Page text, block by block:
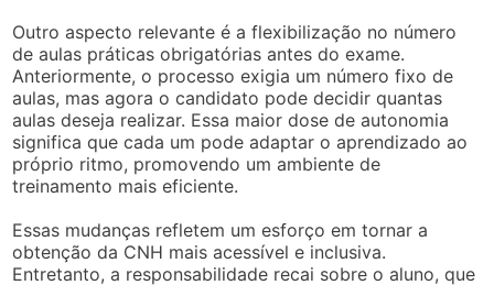
Outro aspecto relevante é a flexibilização no número
de aulas práticas obrigatórias antes do exame.
Anteriormente, o processo exigia um número fixo de
aulas, mas agora o candidato pode decidir quantas
aulas deseja realizar. Essa maior dose de autonomia
significa que cada um pode adaptar o aprendizado ao
próprio ritmo, promovendo um ambiente de
treinamento mais eficiente.
Essas mudanças refletem um esforço em tornar a
obtenção da CNH mais acessível e inclusiva.
Entretanto, a responsabilidade recai sobre o aluno, que